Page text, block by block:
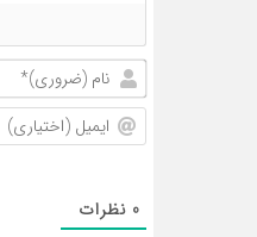
0 نظرات